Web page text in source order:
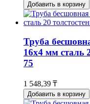
Добавить в корзину
Труба
16х4 мм сталь
75
1 548,39 ₸
Добавить в корзину